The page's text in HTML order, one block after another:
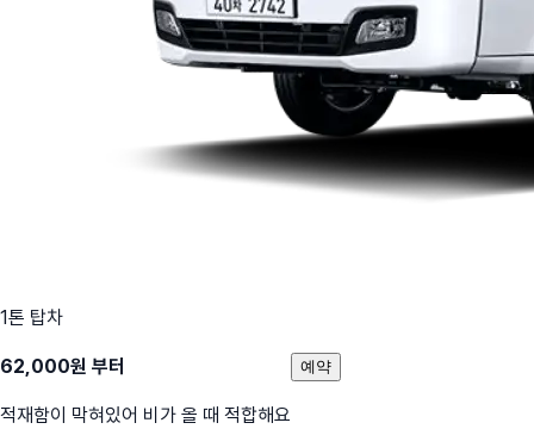
1톤 탑차
62,000원 부터
적재함이 막혀있어 비가 올 때 적합해요
예약